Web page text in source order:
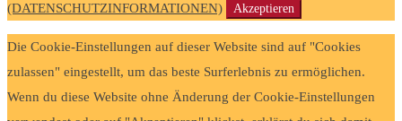
(DATENSCHUTZINFORMATIONEN)
Akzeptieren
Die Cookie-Einstellungen auf dieser Website sind auf "Cookies
zulassen" eingestellt, um das beste Surferlebnis zu ermöglichen.
Wenn du diese Website ohne Änderung der Cookie-Einstellungen